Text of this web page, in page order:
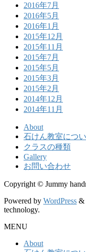
2016年7月
2016年5月
2016年1月
2015年12月
2015年11月
2015年7月
2015年5月
2015年3月
2015年2月
2014年12月
2014年11月
About
石けん教室につ
クラスの種類
Gallery
お問い合わせ
Copyright © Jummy
Powered by WordPress &
technology.
MENU
About